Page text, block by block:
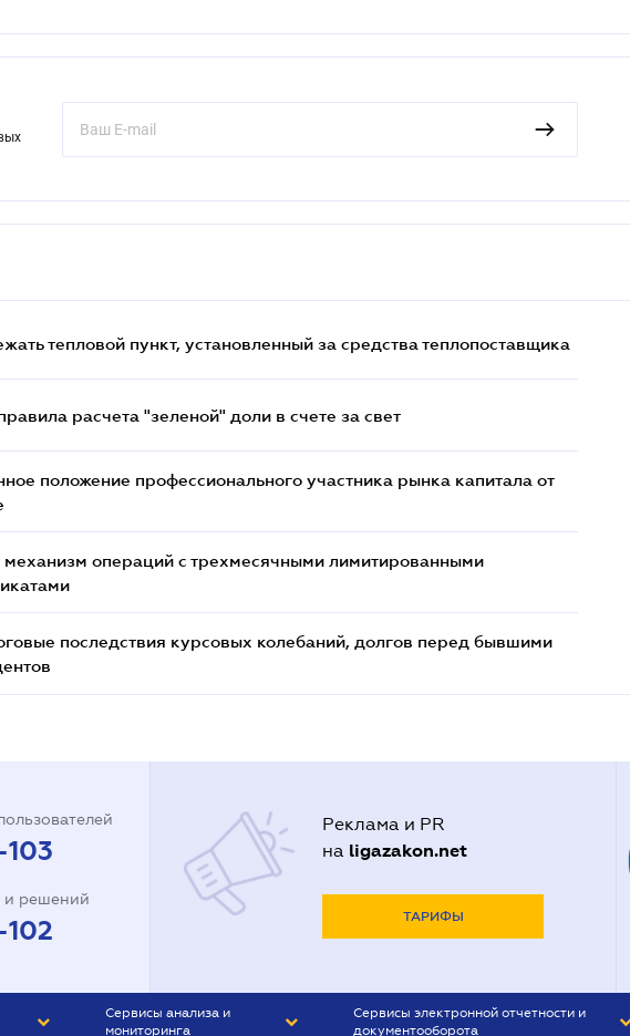
тепловой пункт, установленный за средства теплопоставщика
расчета "зеленой" доли в счете за свет
положение профессионального участника рынка капитала от
механизм операций с трехмесячными лимитированными
последствия курсовых колебаний, долгов перед бывшими
и решений
Реклама и PR
на ligazakon.net
ТАРИФЫ
Сервисы анализа и
мониторинга
Сервисы электронной отчетности и
документооборота